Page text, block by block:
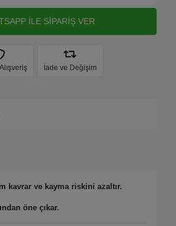
İLE SİPARİŞ VER
İade ve Değişim
kavrar ve kayma riskini azaltır.
öne çıkar.